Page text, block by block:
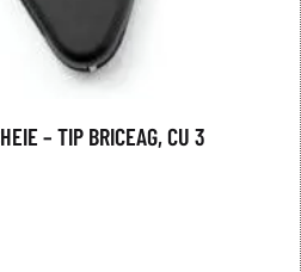
– TIP BRICEAG, CU 3